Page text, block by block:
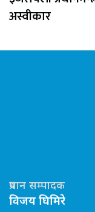
अस्वीकार
प्रधान सम्पादक
विजय घिमिरे